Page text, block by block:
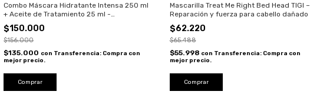
Combo Máscara Hidratante Intensa 250 ml
+ Aceite de Tratamiento 25 ml -
$150.000
$156.000
$135.000 con Transferencia: Compra con
mejor precio.
Mascarilla Treat Me Right Bed Head TIGI –
Reparación y fuerza para cabello dañado
$62.220
$65.488
$55.998 con Transferencia: Compra con
mejor precio.